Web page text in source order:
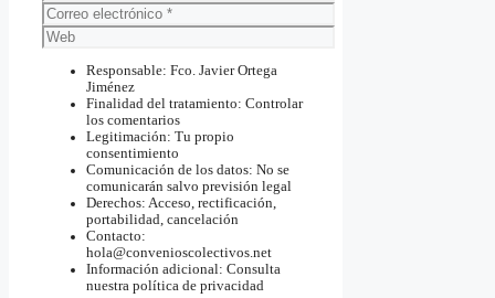
Correo
electrónico
Web
Responsable: Fco. Javier Ortega
Jiménez
Finalidad del tratamiento: Controlar
los comentarios
Legitimación: Tu propio
consentimiento
Comunicación de los datos: No se
comunicarán salvo previsión legal
Derechos: Acceso, rectificación,
portabilidad, cancelación
Contacto:
hola@convenioscolectivos.net
Información adicional: Consulta
nuestra política de privacidad